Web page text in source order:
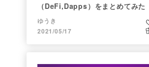
（DeFi,Dapps）をまとめてみた
ゆうき
2021/05/17